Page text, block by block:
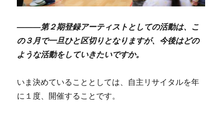
―――第２期登録アーティストとしての活動は、こ
の３月で一旦ひと区切りとなりますが、 今後はどの
ような活動をしていきたいですか。
いま決めていることとしては、自主リサイタルを年
に１度、開催することです。